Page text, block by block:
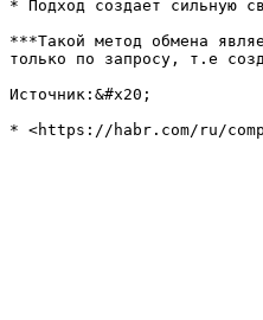
* Подход создает сильную
***Такой метод обмена
только по запросу, т.е
Источник:&#x20;